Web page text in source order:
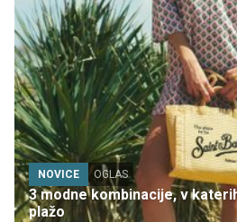
NOVICE OGLAS
3 modne kombinacije, v
plažo